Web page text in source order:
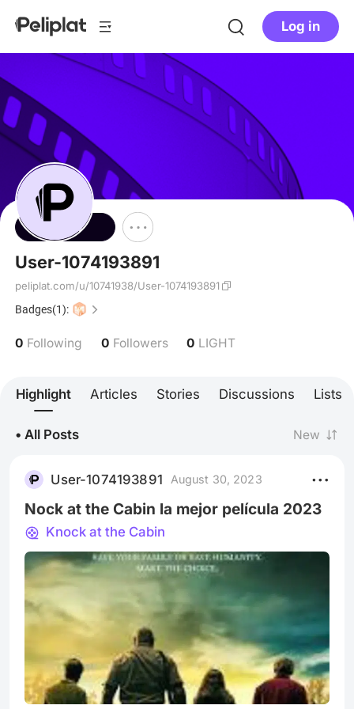
Log in
Follow
User-1074193891
peliplat.com/u/10741938/User-1074193891
Badges(1):
0 Following 0 Followers 0 LIGHT
Highlight Articles Stories Discussions Lists
• All Posts New
User-1074193891 August 30, 2023
Nock at the Cabin la mejor película 2023
Knock at the Cabin